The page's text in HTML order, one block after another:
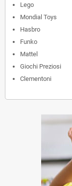
Lego
Mondial Toys
Hasbro
Funko
Mattel
Giochi Preziosi
Clementoni